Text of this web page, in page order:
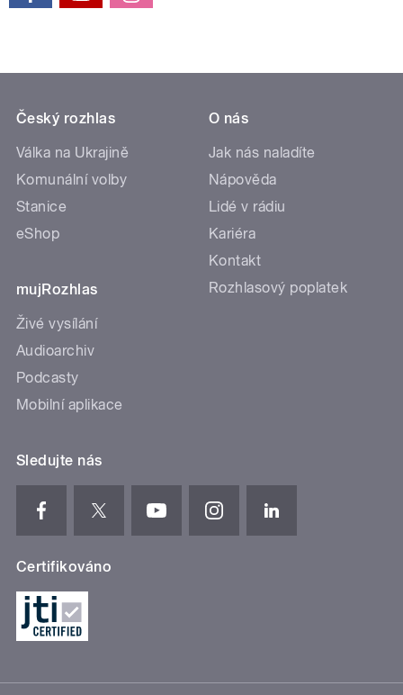
Český rozhlas
Válka na Ukrajině
Komunální volby
Stanice
eShop
mujRozhlas
Živé vysílání
Audioarchiv
Podcasty
Mobilní aplikace
O nás
Jak nás naladíte
Nápověda
Lidé v rádiu
Kariéra
Kontakt
Rozhlasový poplatek
Sledujte nás
Certifikováno